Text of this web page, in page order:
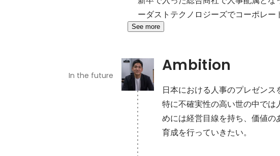
ーダストテクノロジーズでコーポレー
See more
Ambition
In the future
日本における人事のプレゼン
特に不確実性の高い世の中では
めには経営目線を持ち、価値
育成を行っていきたい。